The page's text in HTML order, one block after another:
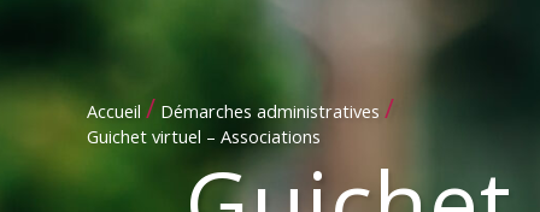
Accueil / Démarches administratives /
Guichet virtuel – Associations